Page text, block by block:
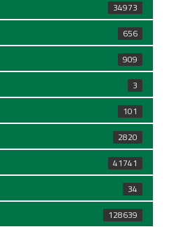
34973
656
909
3
101
2820
41741
34
128639